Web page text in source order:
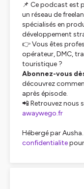
📌 Ce podcast est
un réseau de
spécialisés en
développement
👉 Vous êtes
opérateur, DMC,
touristique ?
Abonnez-vous
découvrez
après épisode.
📲 Retrouvez nous
awaywego.fr
Hébergé par
confidentialite